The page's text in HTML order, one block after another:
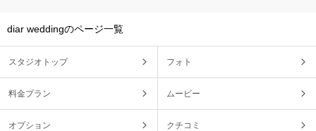
diar weddingのページ一覧
スタジオトップ フォト
料金プラン ムービー
オプション クチコミ